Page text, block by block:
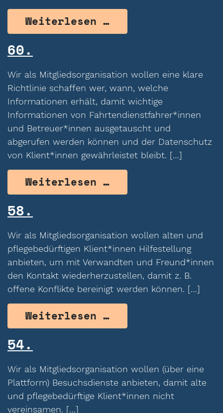
Weiterlesen …from 61.
60.
Wir als Mitgliedsorganisation wollen eine klare
Richtlinie schaffen wer, wann, welche
Informationen erhält, damit wichtige
Informationen von Fahrtendienstfahrer*innen
und Betreuer*innen ausgetauscht und
abgerufen werden können und der Datenschutz
von Klient*innen gewährleistet bleibt. […]
Weiterlesen …from 60.
58.
Wir als Mitgliedsorganisation wollen alten und
pflegebedürftigen Klient*innen Hilfestellung
anbieten, um mit Verwandten und Freund*innen
den Kontakt wiederherzustellen, damit z. B.
offene Konflikte bereinigt werden können. […]
Weiterlesen …from 58.
54.
Wir als Mitgliedsorganisation wollen (über eine
Plattform) Besuchsdienste anbieten, damit alte
und pflegebedürftige Klient*innen nicht
vereinsamen. […]